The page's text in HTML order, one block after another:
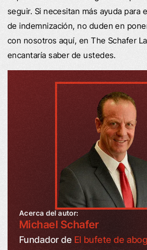
seguir. Si necesitan más ayuda para
de indemnización, no duden en
con nosotros aquí, en The Schafer
encantaría saber de ustedes.
Acerca del autor:
Michael Schafer
Fundador de El bufete de